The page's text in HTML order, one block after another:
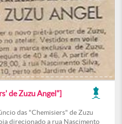
de Zuzu Angel"]
das "Chemisiers" de Zuzu
direcionado a rua Nascimento